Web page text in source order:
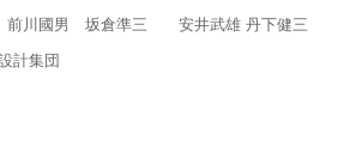
川國男 坂倉準三 安井武雄 丹下健三
計集団